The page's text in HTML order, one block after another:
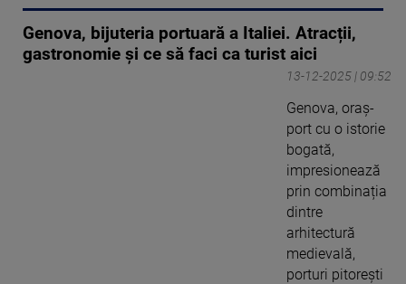
Genova, bijuteria portuară a Italiei. Atracții,
gastronomie și ce să faci ca turist aici
13-12-2025 | 09:52
Genova, oraș-
port cu o istorie
bogată,
impresionează
prin combinația
dintre
arhitectură
medievală,
porturi pitorești